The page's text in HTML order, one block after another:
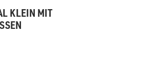
KLEIN MIT